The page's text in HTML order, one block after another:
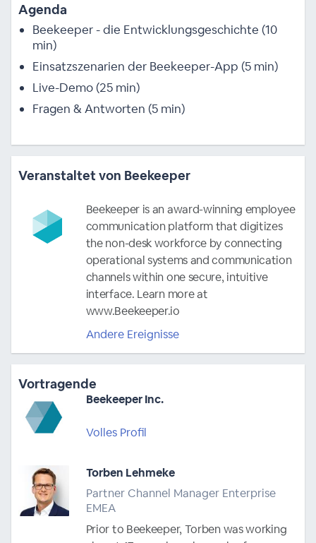
Agenda
Beekeeper - die Entwicklungsgeschichte (10
min)
Einsatzszenarien der Beekeeper-App (5 min)
Live-Demo (25 min)
Fragen & Antworten (5 min)
Veranstaltet von Beekeeper
Beekeeper is an award-winning employee
communication platform that digitizes
the non-desk workforce by connecting
operational systems and communication
channels within one secure, intuitive
interface. Learn more at
www.Beekeeper.io
Andere Ereignisse
Vortragende
Beekeeper Inc.
Volles Profil
Torben Lehmeke
Partner Channel Manager Enterprise
EMEA
Prior to Beekeeper, Torben was working